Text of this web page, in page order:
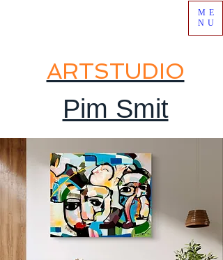
ARTSTUDIO
Pim Smit
ME
NU